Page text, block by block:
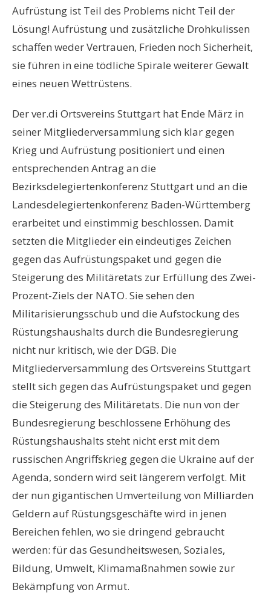
Aufrüstung ist Teil des Problems nicht Teil der
Lösung! Aufrüstung und zusätzliche Drohkulissen
schaffen weder Vertrauen, Frieden noch Sicherheit,
sie führen in eine tödliche Spirale weiterer Gewalt
eines neuen Wettrüstens.
Der ver.di Ortsvereins Stuttgart hat Ende März in
seiner Mitgliederversammlung sich klar gegen
Krieg und Aufrüstung positioniert und einen
entsprechenden Antrag an die
Bezirksdelegiertenkonferenz Stuttgart und an die
Landesdelegiertenkonferenz Baden-Württemberg
erarbeitet und einstimmig beschlossen. Damit
setzten die Mitglieder ein eindeutiges Zeichen
gegen das Aufrüstungspaket und gegen die
Steigerung des Militäretats zur Erfüllung des Zwei-
Prozent-Ziels der NATO. Sie sehen den
Militarisierungsschub und die Aufstockung des
Rüstungshaushalts durch die Bundesregierung
nicht nur kritisch, wie der DGB. Die
Mitgliederversammlung des Ortsvereins Stuttgart
stellt sich gegen das Aufrüstungspaket und gegen
die Steigerung des Militäretats. Die nun von der
Bundesregierung beschlossene Erhöhung des
Rüstungshaushalts steht nicht erst mit dem
russischen Angriffskrieg gegen die Ukraine auf der
Agenda, sondern wird seit längerem verfolgt. Mit
der nun gigantischen Umverteilung von Milliarden
Geldern auf Rüstungsgeschäfte wird in jenen
Bereichen fehlen, wo sie dringend gebraucht
werden: für das Gesundheitswesen, Soziales,
Bildung, Umwelt, Klimamaßnahmen sowie zur
Bekämpfung von Armut.